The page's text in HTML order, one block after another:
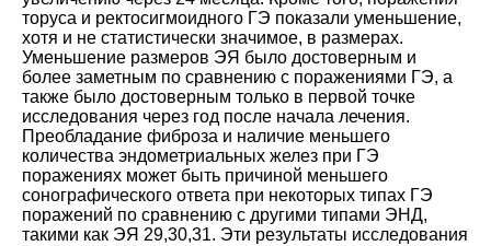
торуса и ректосигмоидного ГЭ показали уменьшение,
хотя и не статистически значимое, в размерах.
Уменьшение размеров ЭЯ было достоверным и
более заметным по сравнению с поражениями ГЭ, а
также было достоверным только в первой точке
исследования через год после начала лечения.
Преобладание фиброза и наличие меньшего
количества эндометриальных желез при ГЭ
поражениях может быть причиной меньшего
сонографического ответа при некоторых типах ГЭ
поражений по сравнению с другими типами ЭНД,
такими как ЭЯ 29,30,31. Эти результаты исследования